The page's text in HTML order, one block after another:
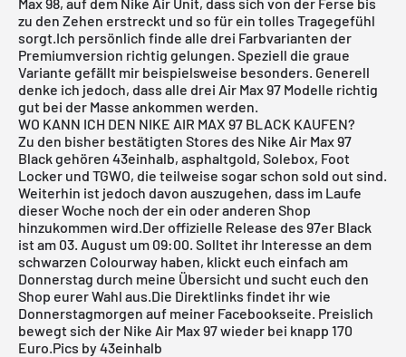
zu den Zehen erstreckt und so für ein tolles Tragegefühl
sorgt.Ich persönlich finde alle drei Farbvarianten der
Premiumversion richtig gelungen. Speziell die graue
Variante gefällt mir beispielsweise besonders. Generell
denke ich jedoch, dass alle drei Air Max 97 Modelle richtig
gut bei der Masse ankommen werden.
WO KANN ICH DEN NIKE AIR MAX 97 BLACK KAUFEN?
Zu den bisher bestätigten Stores des Nike Air Max 97
Black gehören 43einhalb, asphaltgold, Solebox, Foot
Locker und TGWO, die teilweise sogar schon sold out sind.
Weiterhin ist jedoch davon auszugehen, dass im Laufe
dieser Woche noch der ein oder anderen Shop
hinzukommen wird.Der offizielle Release des 97er Black
ist am 03. August um 09:00. Solltet ihr Interesse an dem
schwarzen Colourway haben, klickt euch einfach am
Donnerstag durch meine Übersicht und sucht euch den
Shop eurer Wahl aus.Die Direktlinks findet ihr wie
Donnerstagmorgen auf meiner Facebookseite. Preislich
bewegt sich der Nike Air Max 97 wieder bei knapp 170
Euro.Pics by 43einhalb